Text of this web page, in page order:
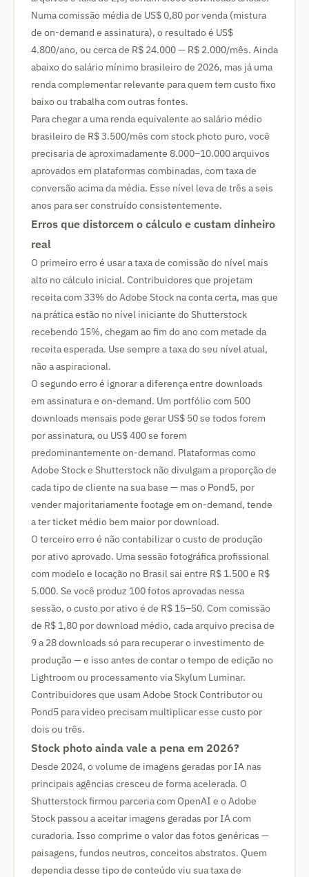
Numa comissão média de US$ 0,80 por venda (mistura
de on-demand e assinatura), o resultado é US$
4.800/ano, ou cerca de R$ 24.000 — R$ 2.000/mês. Ainda
abaixo do salário mínimo brasileiro de 2026, mas já uma
renda complementar relevante para quem tem custo fixo
baixo ou trabalha com outras fontes.
Para chegar a uma renda equivalente ao salário médio
brasileiro de R$ 3.500/mês com stock photo puro, você
precisaria de aproximadamente 8.000–10.000 arquivos
aprovados em plataformas combinadas, com taxa de
conversão acima da média. Esse nível leva de três a seis
anos para ser construído consistentemente.
Erros que distorcem o cálculo e custam dinheiro
real
O primeiro erro é usar a taxa de comissão do nível mais
alto no cálculo inicial. Contribuidores que projetam
receita com 33% do Adobe Stock na conta certa, mas que
na prática estão no nível iniciante do Shutterstock
recebendo 15%, chegam ao fim do ano com metade da
receita esperada. Use sempre a taxa do seu nível atual,
não a aspiracional.
O segundo erro é ignorar a diferença entre downloads
em assinatura e on-demand. Um portfólio com 500
downloads mensais pode gerar US$ 50 se todos forem
por assinatura, ou US$ 400 se forem
predominantemente on-demand. Plataformas como
Adobe Stock e Shutterstock não divulgam a proporção de
cada tipo de cliente na sua base — mas o Pond5, por
vender majoritariamente footage em on-demand, tende
a ter ticket médio bem maior por download.
O terceiro erro é não contabilizar o custo de produção
por ativo aprovado. Uma sessão fotográfica profissional
com modelo e locação no Brasil sai entre R$ 1.500 e R$
5.000. Se você produz 100 fotos aprovadas nessa
sessão, o custo por ativo é de R$ 15–50. Com comissão
de R$ 1,80 por download médio, cada arquivo precisa de
9 a 28 downloads só para recuperar o investimento de
produção — e isso antes de contar o tempo de edição no
Lightroom ou processamento via Skylum Luminar.
Contribuidores que usam Adobe Stock Contributor ou
Pond5 para vídeo precisam multiplicar esse custo por
dois ou três.
Stock photo ainda vale a pena em 2026?
Desde 2024, o volume de imagens geradas por IA nas
principais agências cresceu de forma acelerada. O
Shutterstock firmou parceria com OpenAI e o Adobe
Stock passou a aceitar imagens geradas por IA com
curadoria. Isso comprime o valor das fotos genéricas —
paisagens, fundos neutros, conceitos abstratos. Quem
dependia desse tipo de conteúdo viu sua taxa de